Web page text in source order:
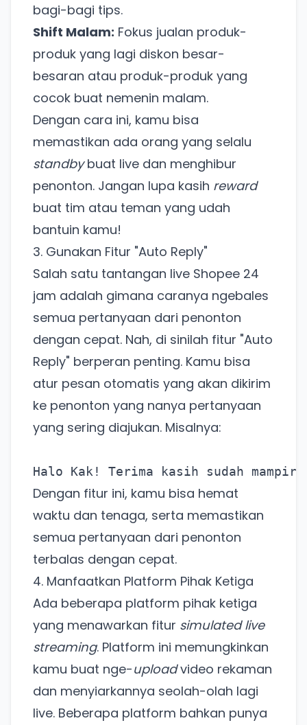
bagi-bagi tips.
Shift Malam: Fokus jualan produk-
produk yang lagi diskon besar-
besaran atau produk-produk yang
cocok buat nemenin malam.
Dengan cara ini, kamu bisa
memastikan ada orang yang selalu
standbybuat live dan menghibur
penonton. Jangan lupa kasih reward
buat tim atau teman yang udah
bantuin kamu!
3. Gunakan Fitur "Auto Reply"
Salah satu tantangan live Shopee 24
jam adalah gimana caranya ngebales
semua pertanyaan dari penonton
dengan cepat. Nah, di sinilah fitur "Auto
Reply" berperan penting. Kamu bisa
atur pesan otomatis yang akan dikirim
ke penonton yang nanya pertanyaan
yang sering diajukan. Misalnya:
Dengan fitur ini, kamu bisa hemat
waktu dan tenaga, serta memastikan
semua pertanyaan dari penonton
terbalas dengan cepat.
4. Manfaatkan Platform Pihak Ketiga
Ada beberapa platform pihak ketiga
yang menawarkan fitur simulated live
streaming. Platform ini memungkinkan
kamu buat nge-uploadvideo rekaman
dan menyiarkannya seolah-olah lagi
live. Beberapa platform bahkan punya
Ada Website Baru!
Khusus untuk kamu yang mau coba
Punya website SMM baru nih! Coba BulkFame
untuk pengalaman lebih baik.
Tanpa daftar ulang, gratis dicoba. Kamu tetap bisa